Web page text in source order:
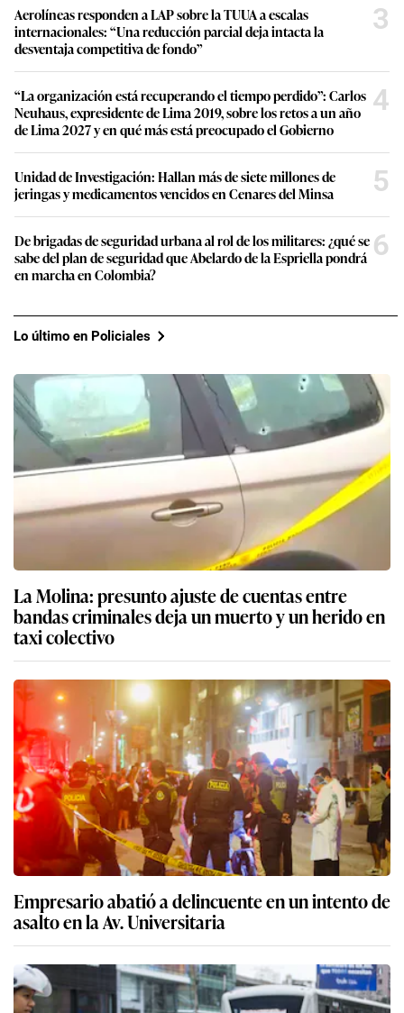
Aerolíneas responden a LAP sobre la TUUA a escalas
internacionales: “Una reducción parcial deja intacta la
desventaja competitiva de fondo”
3
“La organización está recuperando el tiempo perdido”: Carlos
Neuhaus, expresidente de Lima 2019, sobre los retos a un año
de Lima 2027 y en qué más está preocupado el Gobierno
4
Unidad de Investigación: Hallan más de siete millones de
jeringas y medicamentos vencidos en Cenares del Minsa
5
De brigadas de seguridad urbana al rol de los militares: ¿qué se
sabe del plan de seguridad que Abelardo de la Espriella pondrá
en marcha en Colombia?
6
Lo último en Policiales
La Molina: presunto ajuste de cuentas entre
bandas criminales deja un muerto y un herido en
taxi colectivo
Empresario abatió a delincuente en un intento de
asalto en la Av. Universitaria